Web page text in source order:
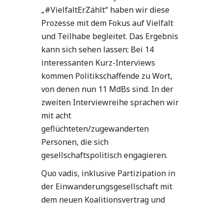
„#VielfaltErZählt“ haben wir diese
Prozesse mit dem Fokus auf Vielfalt
und Teilhabe begleitet. Das Ergebnis
kann sich sehen lassen: Bei 14
interessanten Kurz-Interviews
kommen Politikschaffende zu Wort,
von denen nun 11 MdBs sind. In der
zweiten Interviewreihe sprachen wir
mit acht
geflüchteten/zugewanderten
Personen, die sich
gesellschaftspolitisch engagieren.
Quo vadis, inklusive Partizipation in
der Einwanderungsgesellschaft mit
dem neuen Koalitionsvertrag und